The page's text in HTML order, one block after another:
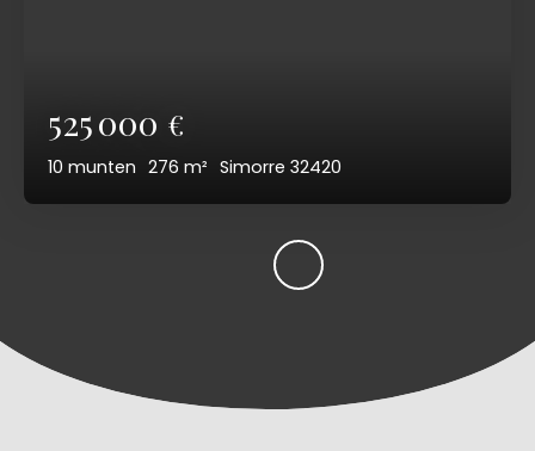
525 000 €
10 munten 276 m² Simorre 32420